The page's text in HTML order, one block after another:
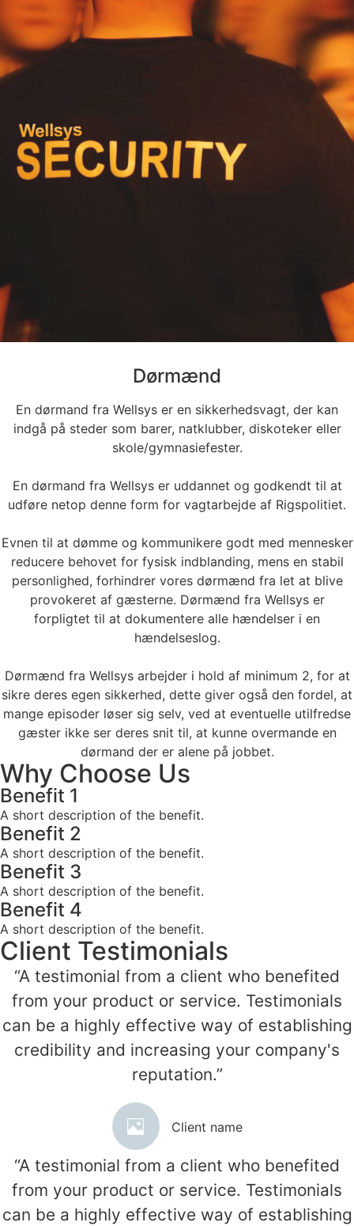
Dørmænd
En dørmand fra Wellsys er en sikkerhedsvagt, der kan
indgå på steder som barer, natklubber, diskoteker eller
skole/gymnasiefester.
En dørmand fra Wellsys er uddannet og godkendt til at
udføre netop denne form for vagtarbejde af Rigspolitiet.
Evnen til at dømme og kommunikere godt med mennesker
reducere behovet for fysisk indblanding, mens en stabil
personlighed, forhindrer vores dørmænd fra let at blive
provokeret af gæsterne. Dørmænd fra Wellsys er
forpligtet til at dokumentere alle hændelser i en
hændelseslog.
Dørmænd fra Wellsys arbejder i hold af minimum 2, for at
sikre deres egen sikkerhed, dette giver også den fordel, at
mange episoder løser sig selv, ved at eventuelle utilfredse
gæster ikke ser deres snit til, at kunne overmande en
dørmand der er alene på jobbet.
Why Choose Us
Benefit 1
A short description of the benefit.
Benefit 2
A short description of the benefit.
Benefit 3
A short description of the benefit.
Benefit 4
A short description of the benefit.
Client Testimonials
“A testimonial from a client who benefited
from your product or service. Testimonials
can be a highly effective way of establishing
credibility and increasing your company's
reputation.”
Client name
“A testimonial from a client who benefited
from your product or service. Testimonials
can be a highly effective way of establishing